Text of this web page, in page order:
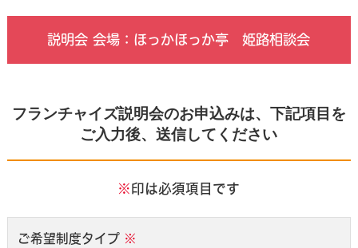
説明会 会場：ほっかほっか亭 姫路相談会
フランチャイズ説明会のお申込みは、下記項目を
ご入力後、送信してください
※印は必須項目です
ご希望制度タイプ ※